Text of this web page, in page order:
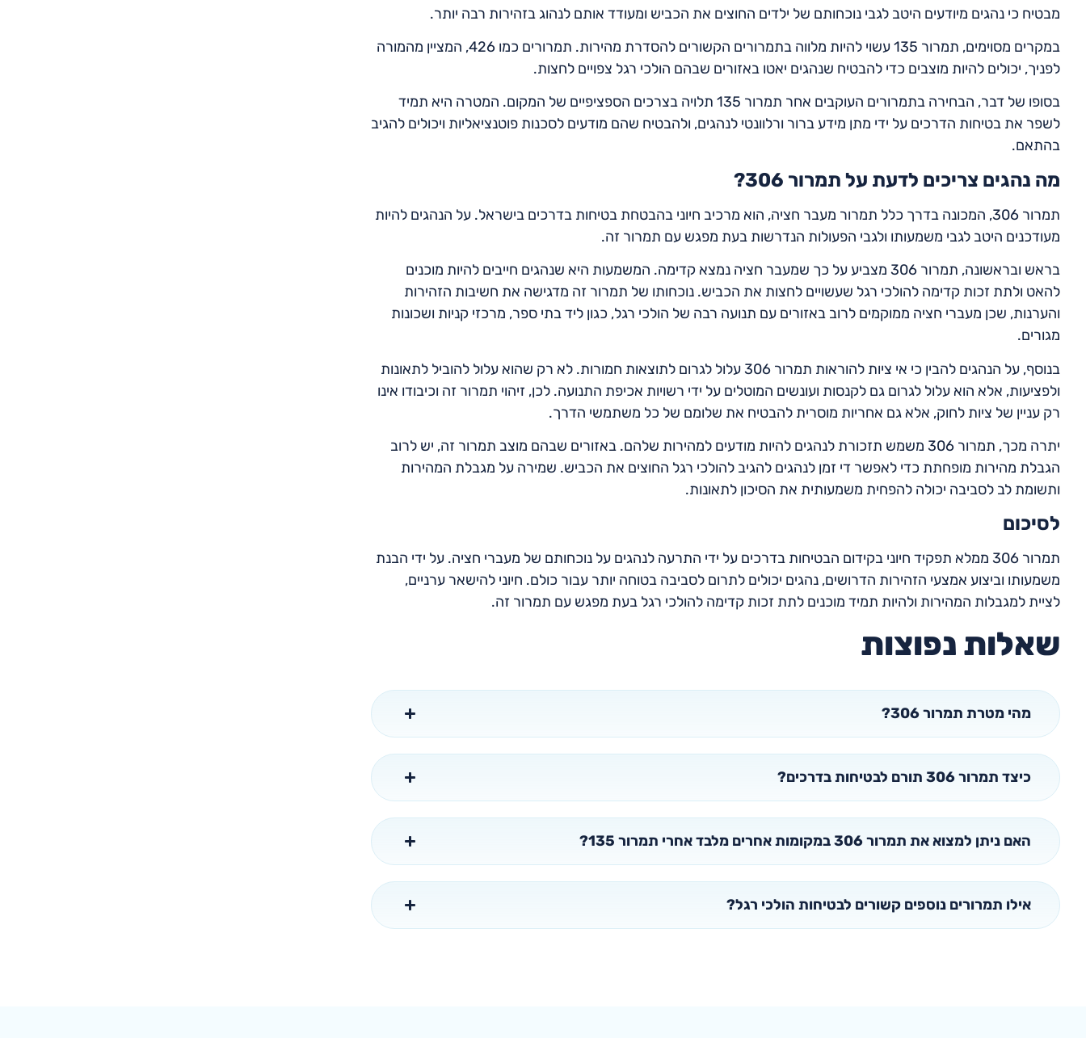
מבטיח כי נהגים מיודעים היטב לגבי נוכחותם של ילדים החוצים את הכביש ומעודד אותם לנהוג בזהירות רבה יותר.
במקרים מסוימים, תמרור 135 עשוי להיות מלווה בתמרורים הקשורים להסדרת מהירות. תמרורים כמו 426, המציין מהמורה
לפניך, יכולים להיות מוצבים כדי להבטיח שנהגים יאטו באזורים שבהם הולכי רגל צפויים לחצות.
בסופו של דבר, הבחירה בתמרורים העוקבים אחר תמרור 135 תלויה בצרכים הספציפיים של המקום. המטרה היא תמיד
לשפר את בטיחות הדרכים על ידי מתן מידע ברור ורלוונטי לנהגים, ולהבטיח שהם מודעים לסכנות פוטנציאליות ויכולים להגיב
בהתאם.
מה נהגים צריכים לדעת על תמרור 306?
תמרור 306, המכונה בדרך כלל תמרור מעבר חציה, הוא מרכיב חיוני בהבטחת בטיחות בדרכים בישראל. על הנהגים להיות
מעודכנים היטב לגבי משמעותו ולגבי הפעולות הנדרשות בעת מפגש עם תמרור זה.
בראש ובראשונה, תמרור 306 מצביע על כך שמעבר חציה נמצא קדימה. המשמעות היא שנהגים חייבים להיות מוכנים
להאט ולתת זכות קדימה להולכי רגל שעשויים לחצות את הכביש. נוכחותו של תמרור זה מדגישה את חשיבות הזהירות
והערנות, שכן מעברי חציה ממוקמים לרוב באזורים עם תנועה רבה של הולכי רגל, כגון ליד בתי ספר, מרכזי קניות ושכונות
מגורים.
בנוסף, על הנהגים להבין כי אי ציות להוראות תמרור 306 עלול לגרום לתוצאות חמורות. לא רק שהוא עלול להוביל לתאונות
ולפציעות, אלא הוא עלול לגרום גם לקנסות ועונשים המוטלים על ידי רשויות אכיפת התנועה. לכן, זיהוי תמרור זה וכיבודו אינו
רק עניין של ציות לחוק, אלא גם אחריות מוסרית להבטיח את שלומם של כל משתמשי הדרך.
יתרה מכך, תמרור 306 משמש תזכורת לנהגים להיות מודעים למהירות שלהם. באזורים שבהם מוצב תמרור זה, יש לרוב
הגבלת מהירות מופחתת כדי לאפשר די זמן לנהגים להגיב להולכי רגל החוצים את הכביש. שמירה על מגבלת המהירות
ותשומת לב לסביבה יכולה להפחית משמעותית את הסיכון לתאונות.
לסיכום
תמרור 306 ממלא תפקיד חיוני בקידום הבטיחות בדרכים על ידי התרעה לנהגים על נוכחותם של מעברי חציה. על ידי הבנת
משמעותו וביצוע אמצעי הזהירות הדרושים, נהגים יכולים לתרום לסביבה בטוחה יותר עבור כולם. חיוני להישאר ערניים,
לציית למגבלות המהירות ולהיות תמיד מוכנים לתת זכות קדימה להולכי רגל בעת מפגש עם תמרור זה.
שאלות נפוצות
מהי מטרת תמרור 306?
כיצד תמרור 306 תורם לבטיחות בדרכים?
האם ניתן למצוא את תמרור 306 במקומות אחרים מלבד אחרי תמרור 135?
אילו תמרורים נוספים קשורים לבטיחות הולכי רגל?